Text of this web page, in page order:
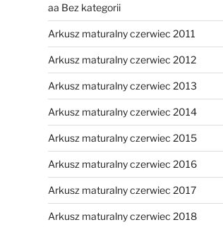
aa Bez kategorii
Arkusz maturalny czerwiec 2011
Arkusz maturalny czerwiec 2012
Arkusz maturalny czerwiec 2013
Arkusz maturalny czerwiec 2014
Arkusz maturalny czerwiec 2015
Arkusz maturalny czerwiec 2016
Arkusz maturalny czerwiec 2017
Arkusz maturalny czerwiec 2018